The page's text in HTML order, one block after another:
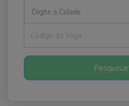
Digite a Cidade
Pesquisar